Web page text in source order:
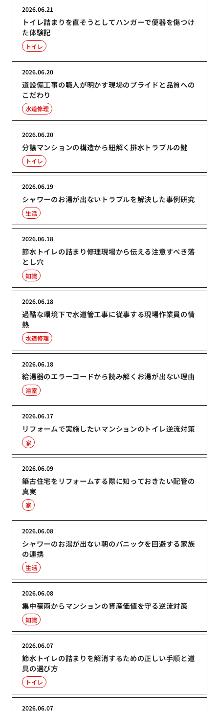
トイレ詰まりを直そうとしてハンガーで便器を傷つけ
た体験記
2026.06.21
トイレ
道設備工事の職人が明かす現場のプライドと品質への
こだわり
2026.06.20
水道修理
分譲マンションの構造から紐解く排水トラブルの鍵
2026.06.20
トイレ
シャワーのお湯が出ないトラブルを解決した事例研究
2026.06.19
生活
節水トイレの詰まり修理現場から伝える注意すべき落
とし穴
2026.06.18
知識
過酷な環境下で水道管工事に従事する現場作業員の情
熱
2026.06.18
水道修理
給湯器のエラーコードから読み解くお湯が出ない理由
2026.06.18
浴室
リフォームで実施したいマンションのトイレ逆流対策
2026.06.17
家
築古住宅をリフォームする際に知っておきたい配管の
真実
2026.06.09
家
シャワーのお湯が出ない朝のパニックを回避する家族
の連携
2026.06.08
生活
集中豪雨からマンションの資産価値を守る逆流対策
2026.06.08
知識
節水トイレの詰まりを解消するための正しい手順と道
具の選び方
2026.06.07
トイレ
2026.06.07